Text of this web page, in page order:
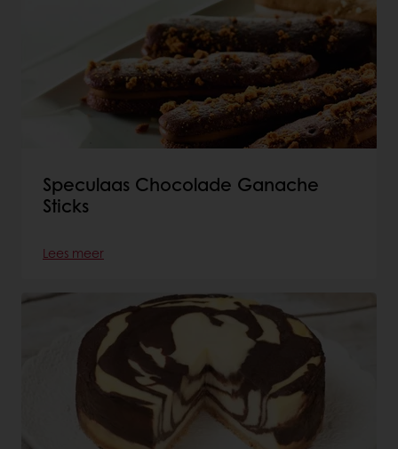
Speculaas Chocolade Ganache
Sticks
Lees meer